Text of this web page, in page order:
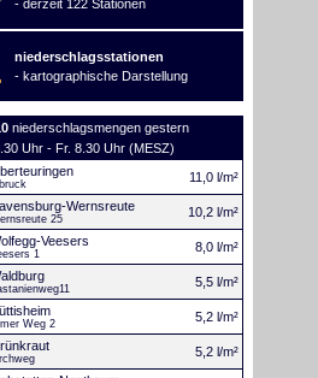
- derzeit 122 Stationen
niederschlagsstationen
- kartographische Darstellung
niederschlagsmengen gestern
Uhr - Fr. 8.30 Uhr (MESZ)
11,0 l/m²
Wernsreute
25 10,2 l/m²
Veesers
1 8,0 l/m²
5,5 l/m²
Weg 2 5,2 l/m²
5,2 l/m²